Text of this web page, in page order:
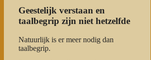
Geestelijk verstaan en
taalbegrip zijn niet hetzelfde
Natuurlijk is er meer nodig dan
taalbegrip.